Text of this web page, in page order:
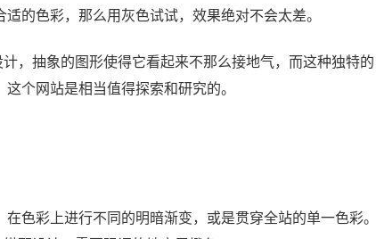
的色彩，那么用灰色试试，效果绝对不会太差。
，抽象的图形使得它看起来不那么接地气，而这种独特的
个网站是相当值得探索和研究的。
色彩上进行不同的明暗渐变，或是贯穿全站的单一色彩